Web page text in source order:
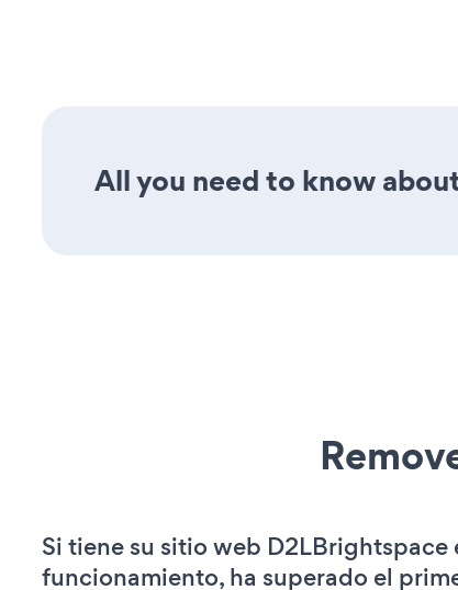
All you need to know
Si tiene su sitio web D2LBrightspace
funcionamiento, ha superado el